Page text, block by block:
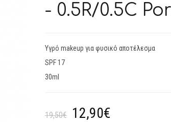
- 0.5R/0.5C
Υγρό makeup για φυσικό αποτέλεσμα
SPF 17
30ml
19,50€ 12,90€